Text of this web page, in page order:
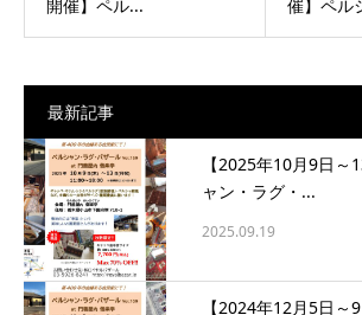
開催】ペル...
催】ペル
最新記事
【2025年10月9日～
ャン・ラグ・...
2025.09.19
【2024年12月5日～